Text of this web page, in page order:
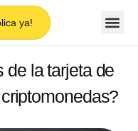
ya!
de la tarjeta de